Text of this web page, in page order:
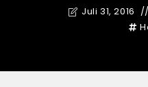
Juli 31, 2016